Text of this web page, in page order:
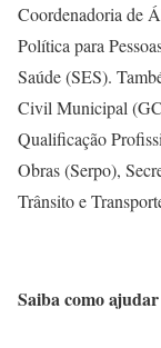
Coordenadoria de
Política para
Saúde (SES).
Civil Municipal
Qualificação
Obras (Serpo),
Trânsito e
Saiba como ajudar